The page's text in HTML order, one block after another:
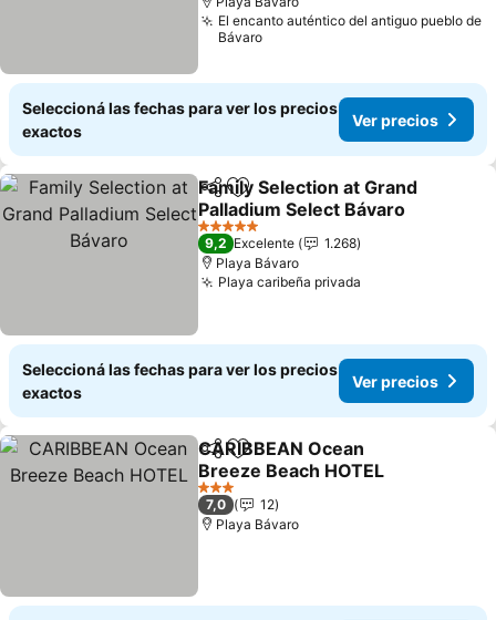
El encanto auténtico del antiguo pueblo de
Bávaro
Seleccioná las fechas para ver los precios
exactos
Ver precios
CompartirAñadir a favoritos
Family Selection at Grand
Palladium Select Bávaro
5 Estrellas
9,2 Excelente
1.268
Playa Bávaro
Playa caribeña privada
Seleccioná las fechas para ver los precios
exactos
Ver precios
CompartirAñadir a favoritos
CARIBBEAN Ocean
Breeze Beach HOTEL
3 Estrellas
7,0
12
Playa Bávaro